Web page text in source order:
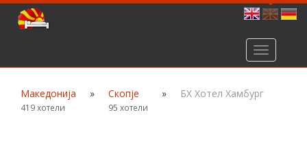
Toggle
navigation
Македонија
419 хотели
» Скопје
95 хотели
» БХ Хотел Хамбург